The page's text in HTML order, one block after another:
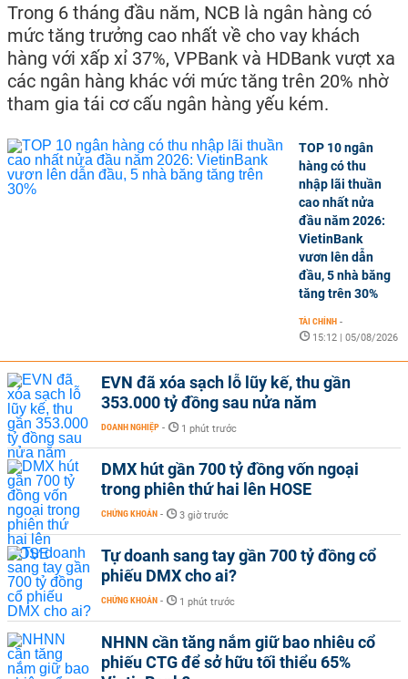
Trong 6 tháng đầu năm, NCB là ngân hàng có
mức tăng trưởng cao nhất về cho vay khách
hàng với xấp xỉ 37%, VPBank và HDBank vượt xa
các ngân hàng khác với mức tăng trên 20% nhờ
tham gia tái cơ cấu ngân hàng yếu kém.
TOP 10 ngân
hàng có thu
nhập lãi thuần
cao nhất nửa
đầu năm 2026:
VietinBank
vươn lên dẫn
đầu, 5 nhà băng
tăng trên 30%
TÀI CHÍNH -
15:12 | 05/08/2026
EVN đã xóa sạch lỗ lũy kế, thu gần
353.000 tỷ đồng sau nửa năm
DOANH NGHIỆP - 1 phút trước
DMX hút gần 700 tỷ đồng vốn ngoại
trong phiên thứ hai lên HOSE
CHỨNG KHOÁN - 3 giờ trước
Tự doanh sang tay gần 700 tỷ đồng cổ
phiếu DMX cho ai?
CHỨNG KHOÁN - 1 phút trước
NHNN cần tăng nắm giữ bao nhiêu cổ
phiếu CTG để sở hữu tối thiểu 65%